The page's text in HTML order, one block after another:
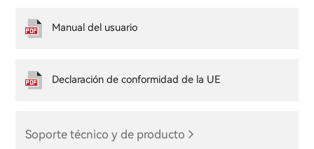
Soporte técnico y de producto
Manual del usuario
Declaración de conformidad de la UE